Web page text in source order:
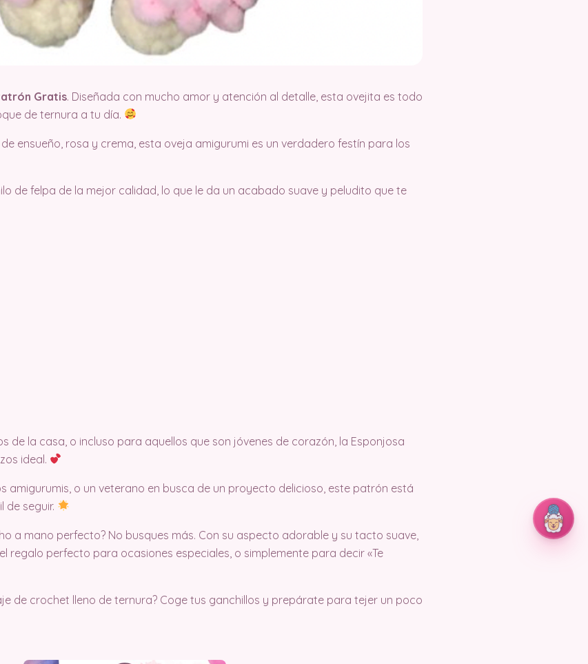
Gratis. Diseñada con mucho amor y atención al detalle, esta ovejita es todo
de ternura a tu día.
ensueño, rosa y crema, esta oveja amigurumi es un verdadero festín para los
de felpa de la mejor calidad, lo que le da un acabado suave y peludito que te
de la casa, o incluso para aquellos que son jóvenes de corazón, la Esponjosa
ideal.
amigurumis, o un veterano en busca de un proyecto delicioso, este patrón está
de seguir.
a mano perfecto? No busques más. Con su aspecto adorable y su tacto suave,
regalo perfecto para ocasiones especiales, o simplemente para decir «Te
de crochet lleno de ternura? Coge tus ganchillos y prepárate para tejer un poco